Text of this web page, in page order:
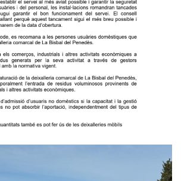
Provisionals En El
De Residus A La
Medi